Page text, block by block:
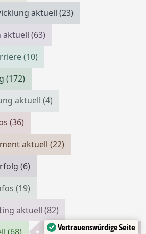
aktuell(23)
aktuell(63)
(10)
(172)
aktuell(4)
(36)
aktuell(22)
(6)
(19)
aktuell(82)
Vertrauenswürdige Seite